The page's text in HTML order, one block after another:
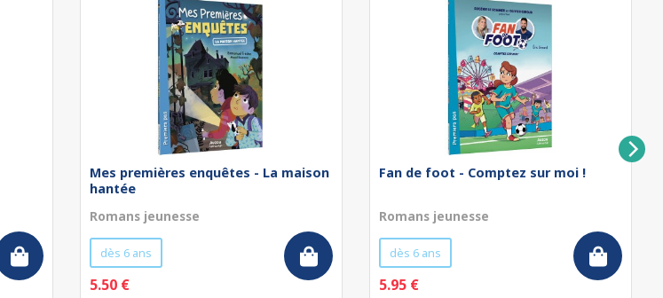
Mes premières enquêtes - La maison
hantée
Romans jeunesse
dès 6 ans
5.50 €
Fan de foot - Comptez sur moi !
Romans jeunesse
dès 6 ans
5.95 €